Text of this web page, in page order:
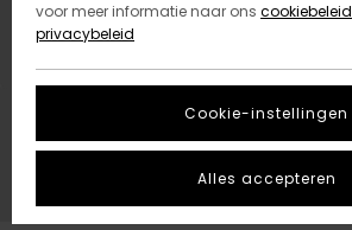
voor meer informatie naar ons cookiebeleid
privacybeleid
Cookie-instellingen
Alles accepteren